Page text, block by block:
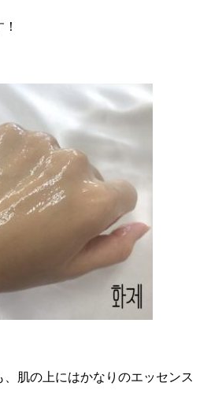
肌の上にはかなりのエッセンス